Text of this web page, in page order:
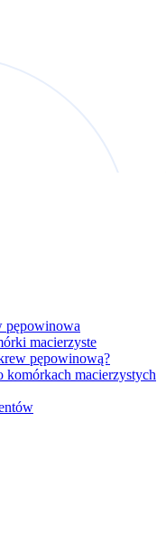
pępowinowa
macierzyste
pępowinową?
macierzystych